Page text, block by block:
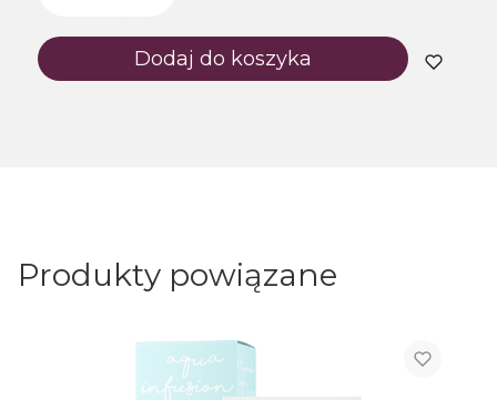
Dodaj do koszyka
Produkty powiązane